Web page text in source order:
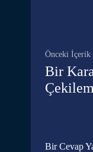
Önceki İçerik
Bir
Bir Cevap